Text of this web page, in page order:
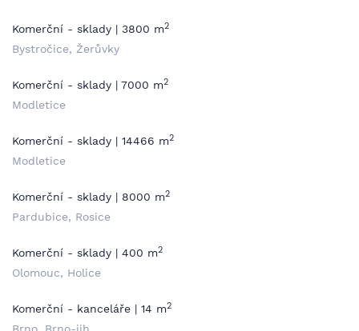
Komerční - sklady | 3800 m2
Bystročice, Žerůvky
Komerční - sklady | 7000 m2
Modletice
Komerční - sklady | 14466 m2
Modletice
Komerční - sklady | 8000 m2
Pardubice, Rosice
Komerční - sklady | 400 m2
Olomouc, Holice
Komerční - kanceláře | 14 m2